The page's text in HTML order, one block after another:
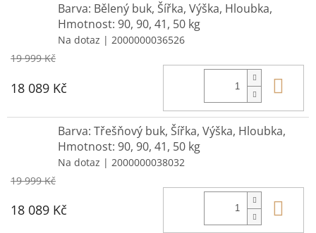
Barva: Bělený buk, Šířka, Výška, Hloubka,
Hmotnost: 90, 90, 41, 50 kg
Na dotaz | 2000000036526
19 999 Kč
18 089 Kč
Barva: Třešňový buk, Šířka, Výška, Hloubka,
Hmotnost: 90, 90, 41, 50 kg
Na dotaz | 2000000038032
19 999 Kč
18 089 Kč